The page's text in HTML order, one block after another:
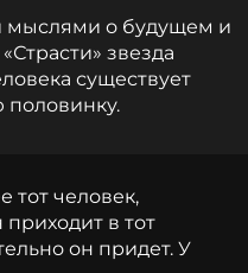
мыслями о будущем и
звезда
существует
половинку.
тот человек,
в тот
он придет. У